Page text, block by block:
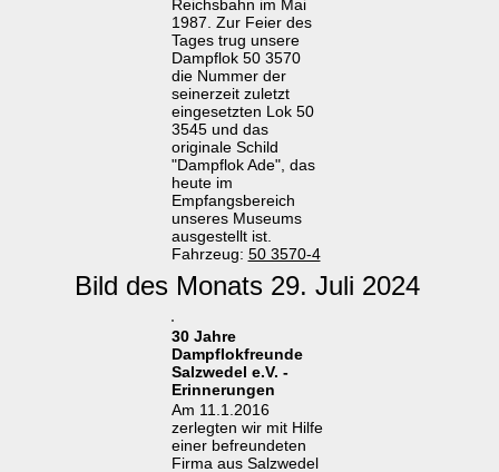
Reichsbahn im Mai
1987. Zur Feier des
Tages trug unsere
Dampflok 50 3570
die Nummer der
seinerzeit zuletzt
eingesetzten Lok 50
3545 und das
originale Schild
"Dampflok Ade", das
heute im
Empfangsbereich
unseres Museums
ausgestellt ist.
Fahrzeug: 50 3570-4
Bild des Monats 29. Juli 2024
30 Jahre
Dampflokfreunde
Salzwedel e.V. -
Erinnerungen
Am 11.1.2016
zerlegten wir mit Hilfe
einer befreundeten
Firma aus Salzwedel